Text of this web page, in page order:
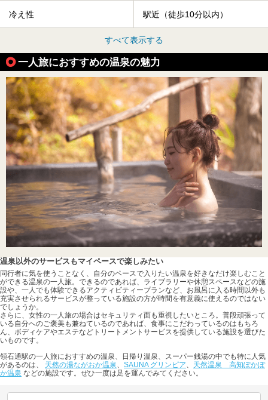
冷え性 駅近（徒歩10分以内）
すべて表示する
一人旅におすすめの温泉の魅力
温泉以外のサービスもマイペースで楽しみたい
同行者に気を使うことなく、自分のペースで入りたい温泉を好きなだけ楽しむこと
ができる温泉の一人旅。できるのであれば、ライブラリーや休憩スペースなどの施
設や、一人でも体験できるアクティビティープランなど、お風呂に入る時間以外も
充実させられるサービスが整っている施設の方が時間を有意義に使えるのではない
でしょうか。
さらに、女性の一人旅の場合はセキュリティ面も重視したいところ。普段頑張って
いる自分へのご褒美も兼ねているのであれば、食事にこだわっているのはもちろ
ん、ボディケアやエステなどトリートメントサービスを提供している施設を選びた
いものです。
領石通駅の一人旅におすすめの温泉、日帰り温泉、スーパー銭湯の中でも特に人気
があるのは、 天然の湯ながおか温泉、 SAUNA グリンピア、 天然温泉 高知ぽかぽ
か温泉 などの施設です。ぜひ一度は足を運んでみてください。